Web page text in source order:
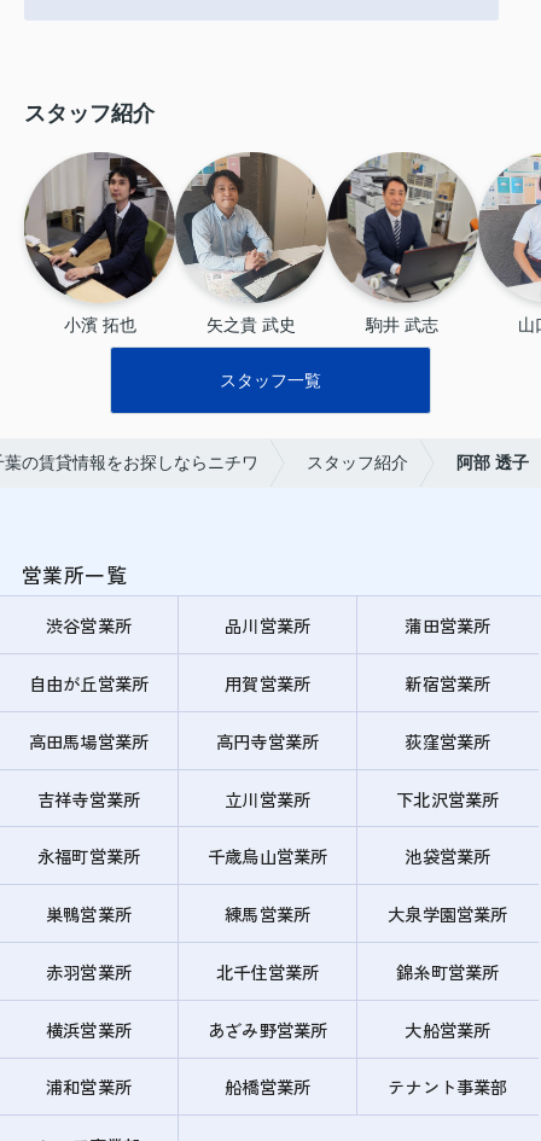
スタッフ紹介
小濱 拓也 矢之貴 武史 駒井 武志 山
スタッフ一覧
の賃貸情報をお探しならニチワ スタッフ紹介 阿部 透子
営業所一覧
渋谷営業所 品川営業所 蒲田営業所
自由が丘営業所 用賀営業所 新宿営業所
高田馬場営業所 高円寺営業所 荻窪営業所
吉祥寺営業所 立川営業所 下北沢営業所
永福町営業所 千歳烏山営業所 池袋営業所
巣鴨営業所 練馬営業所 大泉学園営業所
赤羽営業所 北千住営業所 錦糸町営業所
横浜営業所 あざみ野営業所 大船営業所
浦和営業所 船橋営業所 テナント事業部